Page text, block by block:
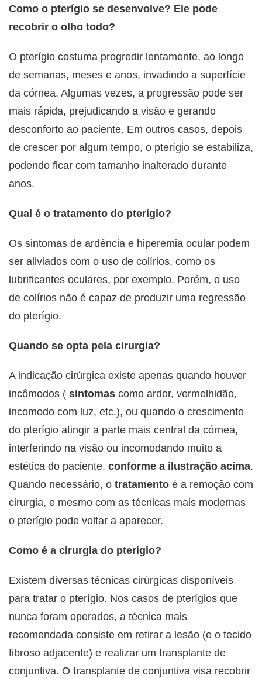
Como o pterígio se desenvolve? Ele pode
recobrir o olho todo?
O pterígio costuma progredir lentamente, ao longo
de semanas, meses e anos, invadindo a superfície
da córnea. Algumas vezes, a progressão pode ser
mais rápida, prejudicando a visão e gerando
desconforto ao paciente. Em outros casos, depois
de crescer por algum tempo, o pterígio se estabiliza,
podendo ficar com tamanho inalterado durante
anos.
Qual é o tratamento do pterígio?
Os sintomas de ardência e hiperemia ocular podem
ser aliviados com o uso de colírios, como os
lubrificantes oculares, por exemplo. Porém, o uso
de colírios não é capaz de produzir uma regressão
do pterígio.
Quando se opta pela cirurgia?
A indicação cirúrgica existe apenas quando houver
incômodos ( sintomas como ardor, vermelhidão,
incomodo com luz, etc.), ou quando o crescimento
do pterígio atingir a parte mais central da córnea,
interferindo na visão ou incomodando muito a
estética do paciente, conforme a ilustração acima.
Quando necessário, o tratamento é a remoção com
cirurgia, e mesmo com as técnicas mais modernas
o pterígio pode voltar a aparecer.
Como é a cirurgia do pterígio?
Existem diversas técnicas cirúrgicas disponíveis
para tratar o pterígio. Nos casos de pterígios que
nunca foram operados, a técnica mais
recomendada consiste em retirar a lesão (e o tecido
fibroso adjacente) e realizar um transplante de
conjuntiva. O transplante de conjuntiva visa recobrir